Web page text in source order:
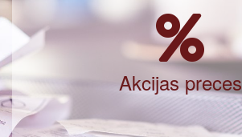
Akcijas preces